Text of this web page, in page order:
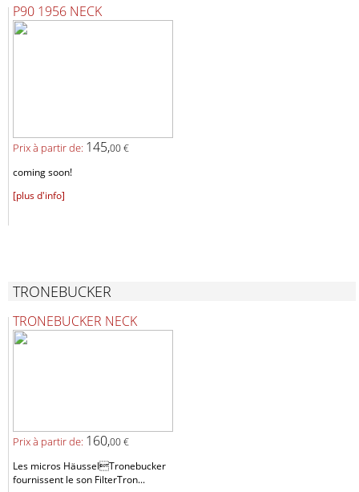
P90 1956 NECK
Prix ​​à partir de: 145,00 €
coming soon!
[plus d'info]
TRONEBUCKER
TRONEBUCKER NECK
Prix ​​à partir de: 160,00 €
Les micros HäusselTronebucker
fournissent le son FilterTron...